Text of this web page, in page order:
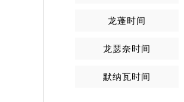
龙蓬时间
龙瑟奈时间
默纳瓦时间